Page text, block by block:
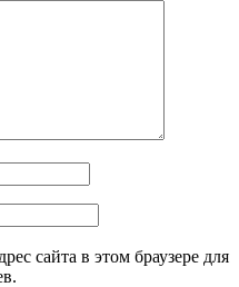
сайта в этом браузере для